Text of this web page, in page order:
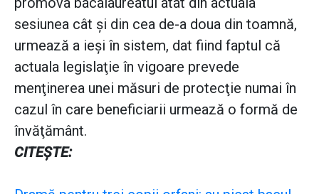
sesiunea cât şi din cea de-a doua din toamnă,
urmează a ieşi în sistem, dat fiind faptul că
actuala legislaţie în vigoare prevede
menţinerea unei măsuri de protecţie numai în
cazul în care beneficiarii urmează o formă de
învăţământ.
CITEŞTE: